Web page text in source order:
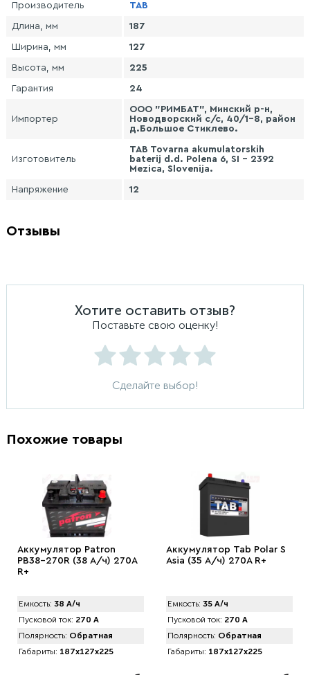
Производитель TAB
Длина, мм 187
Ширина, мм 127
Высота, мм 225
Гарантия 24
Импортер
ООО "РИМБАТ", Минский р-н,
Новодворский с/с, 40/1-8, район
д.Большое Стиклево.
Изготовитель
TAB Tovarna akumulatorskih
baterij d.d. Polena 6, SI - 2392
Mezica, Slovenija.
Напряжение 12
Отзывы
Хотите оставить отзыв?
Поставьте свою оценку!
Сделайте выбор!
Похожие товары
Аккумулятор Patron
PB38-270R (38 А/ч) 270A
R+
Емкость: 38 А/ч
Пусковой ток: 270 А
Полярность: Обратная
Габариты: 187x127x225
Аккумулятор Tab Polar S
Asia (35 А/ч) 270A R+
Емкость: 35 А/ч
Пусковой ток: 270 А
Полярность: Обратная
Габариты: 187x127x225